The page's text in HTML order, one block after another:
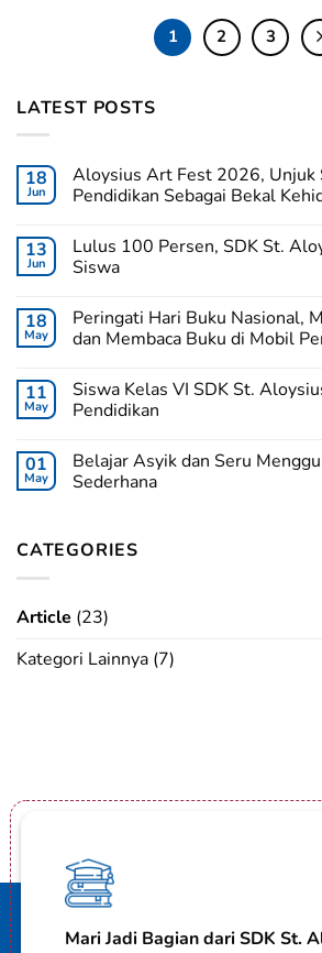
1 2 3
LATEST POSTS
18
Jun
Aloysius Art Fest 2026, Unjuk
Pendidikan Sebagai Bekal
13
Jun
Lulus 100 Persen, SDK St.
Siswa
18
May
Peringati Hari Buku Nasional,
dan Membaca Buku di Mobil
11
May
Siswa Kelas VI SDK St.
Pendidikan
01
May
Belajar Asyik dan Seru
Sederhana
CATEGORIES
Article (23)
Kategori Lainnya (7)
Mari Jadi Bagian dari SDK St.